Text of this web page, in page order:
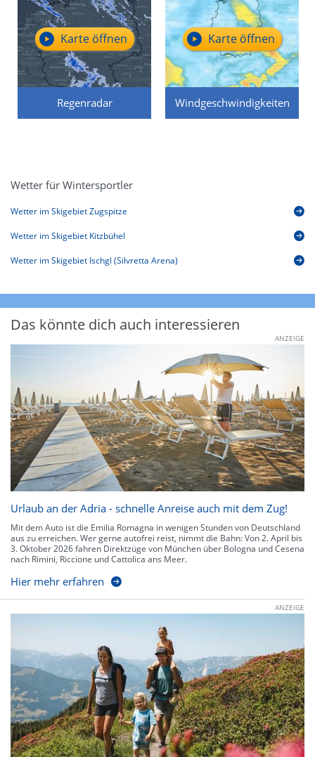
Regenradar
Karte öffnen
Windgeschwindigkeiten
Karte öffnen
Wetter für Wintersportler
Wetter im Skigebiet Zugspitze
Wetter im Skigebiet Kitzbühel
Wetter im Skigebiet Ischgl (Silvretta Arena)
Das könnte dich auch interessieren
ANZEIGE
Urlaub an der Adria - schnelle Anreise auch mit dem Zug!
Mit dem Auto ist die Emilia Romagna in wenigen Stunden von Deutschland
aus zu erreichen. Wer gerne autofrei reist, nimmt die Bahn: Von 2. April bis
3. Oktober 2026 fahren Direktzüge von München über Bologna und Cesena
nach Rimini, Riccione und Cattolica ans Meer.
Hier mehr erfahren
ANZEIGE